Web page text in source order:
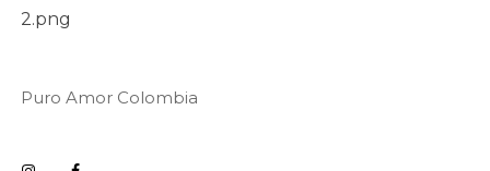
Puro Amor Colombia